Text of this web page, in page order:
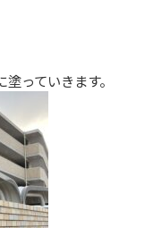
っていきます。